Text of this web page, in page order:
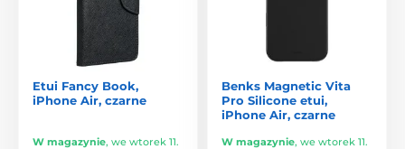
Etui Fancy Book,
iPhone Air, czarne
W magazynie, we wtorek 11.
Benks Magnetic Vita
Pro Silicone etui,
iPhone Air, czarne
W magazynie, we wtorek 11.